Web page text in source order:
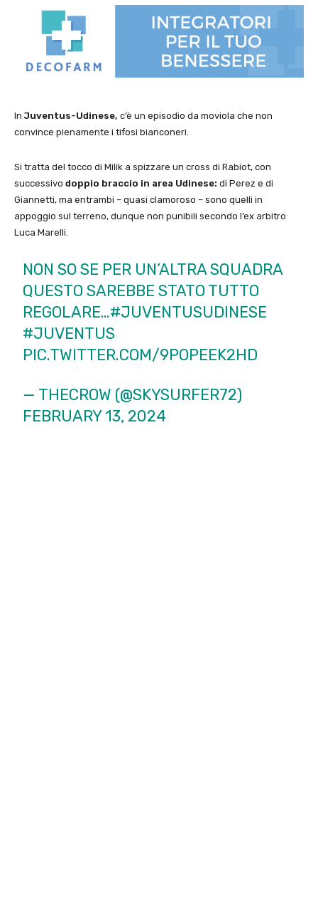
InJuventus-Udinese, c’è un episodio da moviola che non
convince pienamente i tifosi bianconeri.
Si tratta del tocco di Milik a spizzare un cross di Rabiot, con
successivo doppio braccio in area Udinese: di Perez e di
Giannetti, ma entrambi – quasi clamoroso – sono quelli in
appoggio sul terreno, dunque non punibili secondo l’ex arbitro
Luca Marelli.
NON SO SE PER UN’ALTRA SQUADRA
QUESTO SAREBBE STATO TUTTO
REGOLARE…#JUVENTUSUDINESE
#JUVENTUS
PIC.TWITTER.COM/9POPEEK2HD
— THECROW (@SKYSURFER72)
FEBRUARY 13, 2024